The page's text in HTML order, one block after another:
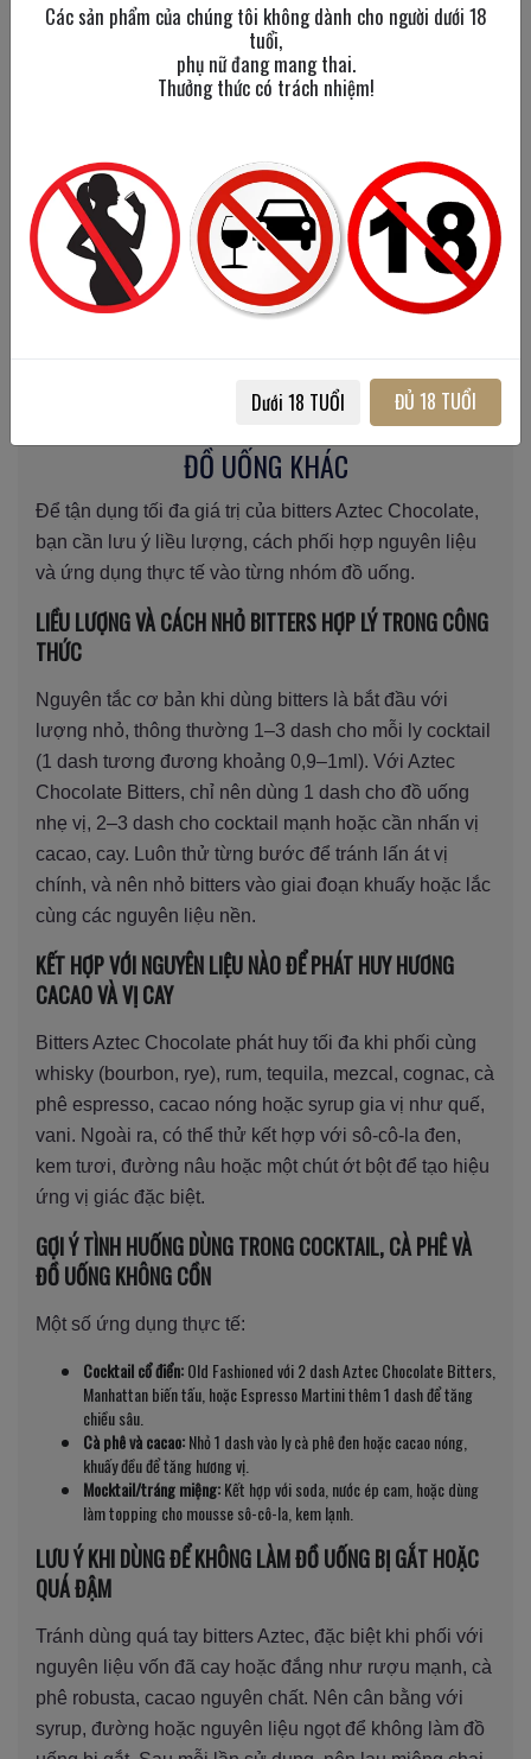
HOME BAR
Aztec Chocolate Bitters là trợ thủ đắc lực cho
nhà, chỉ cần một chai 150ml là có thể thử nghiệm hàng
chục công thức khác nhau, từ cocktail cổ điển đến
biến tấu hiện đại. Sản phẩm này giúp tiết kiệm chi phí,
không cần đầu tư nhiều chai syrup hay liqueur
chocolate mà vẫn đảm bảo chiều sâu và sự độc đáo
CÁCH SỬ DỤNG FEE BROTHERS AZTEC
CHOCOLATE BITTERS TRONG COCKTAIL VÀ
ĐỒ UỐNG KHÁC
Để tận dụng tối đa giá trị của bitters Aztec Chocolate,
bạn cần lưu ý liều lượng, cách phối hợp nguyên liệu
và ứng dụng thực tế vào từng nhóm đồ uống.
LIỀU LƯỢNG VÀ CÁCH NHỎ BITTERS HỢP LÝ TRONG CÔNG
THỨC
Nguyên tắc cơ bản khi dùng bitters là bắt đầu với
lượng nhỏ, thông thường 1–3 dash cho mỗi ly cocktail
(1 dash tương đương khoảng 0,9–1ml). Với Aztec
Chocolate Bitters, chỉ nên dùng 1 dash cho đồ uống
nhẹ vị, 2–3 dash cho cocktail mạnh hoặc cần nhấn vị
cacao, cay. Luôn thử từng bước để tránh lấn át vị
chính, và nên nhỏ bitters vào giai đoạn khuấy hoặc lắc
cùng các nguyên liệu nền.
KẾT HỢP VỚI NGUYÊN LIỆU NÀO ĐỂ PHÁT HUY HƯƠNG
CACAO VÀ VỊ CAY
Bitters Aztec Chocolate phát huy tối đa khi phối cùng
whisky (bourbon, rye), rum, tequila, mezcal, cognac, cà
phê espresso, cacao nóng hoặc syrup gia vị như quế,
vani. Ngoài ra, có thể thử kết hợp với sô-cô-la đen,
kem tươi, đường nâu hoặc một chút ớt bột để tạo hiệu
ứng vị giác đặc biệt.
GỢI Ý TÌNH HUỐNG DÙNG TRONG COCKTAIL, CÀ PHÊ VÀ
ĐỒ UỐNG KHÔNG CỒN
Một số ứng dụng thực tế:
Cocktail cổ điển:Old Fashioned với 2 dash Aztec Chocolate Bitters,
Manhattan biến tấu, hoặc Espresso Martini thêm 1 dash để tăng
chiều sâu.
Cà phê và cacao:Nhỏ 1 dash vào ly cà phê đen hoặc cacao nóng,
khuấy đều để tăng hương vị.
Mocktail/tráng miệng:Kết hợp với soda, nước ép cam, hoặc dùng
làm topping cho mousse sô-cô-la, kem lạnh.
LƯU Ý KHI DÙNG ĐỂ KHÔNG LÀM ĐỒ UỐNG BỊ GẮT HOẶC
QUÁ ĐẬM
Tránh dùng quá tay bitters Aztec, đặc biệt khi phối với
nguyên liệu vốn đã cay hoặc đắng như rượu mạnh, cà
phê robusta, cacao nguyên chất. Nên cân bằng với
syrup, đường hoặc nguyên liệu ngọt để không làm đồ
Các sản phẩm của chúng tôi không dành cho người dưới 18
tuổi,
phụ nữ đang mang thai.
Thưởng thức có trách nhiệm!
Dưới 18 TUỔI ĐỦ 18 TUỔI